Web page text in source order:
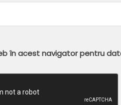
în acest navigator pentru